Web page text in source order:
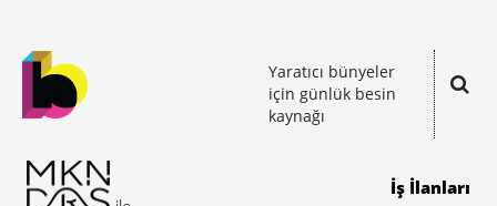
Yaratıcı bünyeler
için günlük besin
kaynağı
İş İlanları